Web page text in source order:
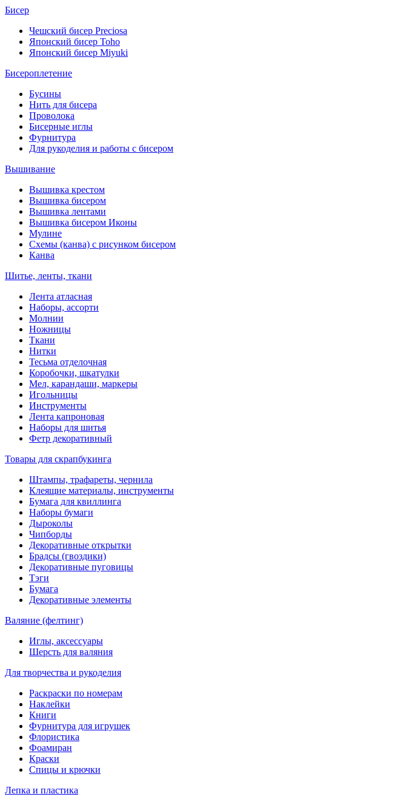
Бисер
Чешский бисер Preciosa
Японский бисер Toho
Японский бисер Miyuki
Бисероплетение
Бусины
Нить для бисера
Проволока
Бисерные иглы
Фурнитура
Для рукоделия и работы с бисером
Вышивание
Вышивка крестом
Вышивка бисером
Вышивка лентами
Вышивка бисером Иконы
Мулине
Схемы (канва) с рисунком бисером
Канва
Шитье, ленты, ткани
Лента атласная
Наборы, ассорти
Молнии
Ножницы
Ткани
Нитки
Тесьма отделочная
Коробочки, шкатулки
Мел, карандаши, маркеры
Игольницы
Инструменты
Лента капроновая
Наборы для шитья
Фетр декоративный
Товары для скрапбукинга
Штампы, трафареты, чернила
Клеящие материалы, инструменты
Бумага для квиллинга
Наборы бумаги
Дыроколы
Чипборды
Декоративные открытки
Брадсы (гвоздики)
Декоративные пуговицы
Тэги
Бумага
Декоративные элементы
Валяние (фелтинг)
Иглы, аксессуары
Шерсть для валяния
Для творчества и рукоделия
Раскраски по номерам
Наклейки
Книги
Фурнитура для игрушек
Флористика
Фоамиран
Краски
Спицы и крючки
Лепка и пластика